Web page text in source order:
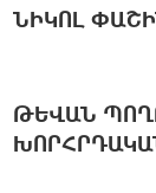
ՆԻԿՈԼ
ԹԵՎԱՆ